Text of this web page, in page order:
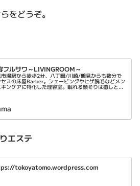
をどうぞ。
フルサワ～LIVINGROOM～
市場駅から徒歩2分、八丁畷/川崎/鶴見からも数分で
スの床屋Barber。シェービングやヒゲ脱毛などメン
キンケアに特化した理容室。眠れる顔そりは癒しと乾
対策に。平日は22時まで営業。
エステ
tokoyatomo.wordpress.com